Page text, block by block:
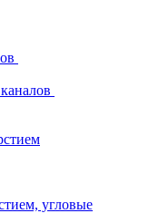
угловые